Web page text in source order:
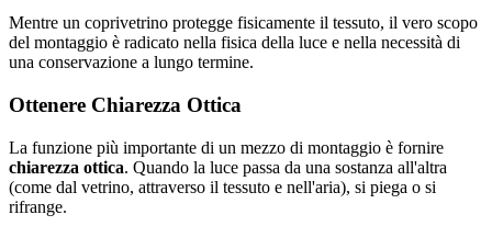
Mentre un coprivetrino protegge fisicamente il tessuto, il vero scopo
del montaggio è radicato nella fisica della luce e nella necessità di
una conservazione a lungo termine.
Ottenere Chiarezza Ottica
La funzione più importante di un mezzo di montaggio è fornire
chiarezza ottica. Quando la luce passa da una sostanza all'altra
(come dal vetrino, attraverso il tessuto e nell'aria), si piega o si
rifrange.